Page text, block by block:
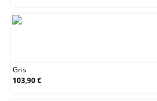
Gris
103,90 €